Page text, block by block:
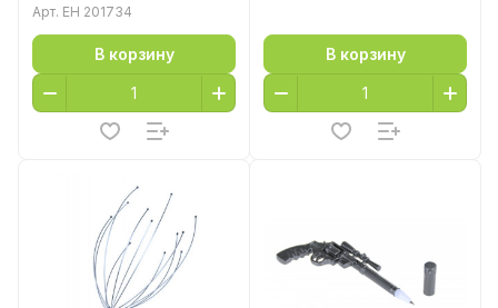
Арт. EH 201734
В корзину В корзину